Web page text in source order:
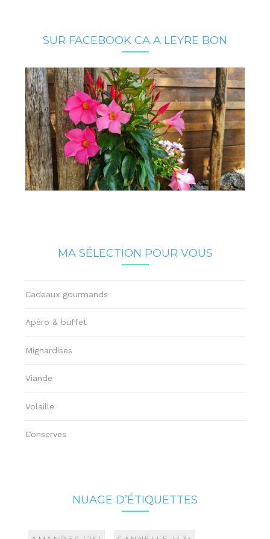
SUR FACEBOOK CA A LEYRE BON
MA SÉLECTION POUR VOUS
Cadeaux gourmands
Apéro & buffet
Mignardises
Viande
Volaille
Conserves
NUAGE D’ÉTIQUETTES